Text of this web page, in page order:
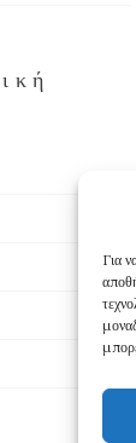
Για